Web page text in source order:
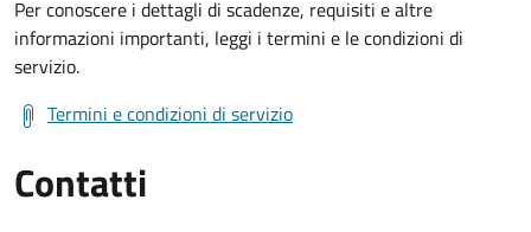
Per conoscere i dettagli di scadenze, requisiti e altre
informazioni importanti, leggi i termini e le condizioni di
servizio.
Termini e condizioni di servizio
Contatti